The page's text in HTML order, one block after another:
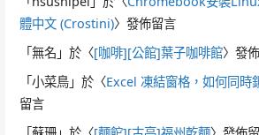
體中文 (Crostini)〉發佈留言
「無名 」於〈[咖啡][公館]葉子咖啡館〉發
「小菜鳥 」於〈Excel 凍結窗格，如何同時
留言